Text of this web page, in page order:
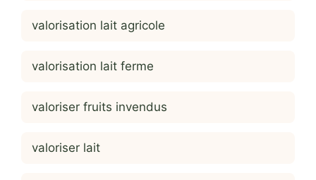
valorisation lait agricole
valorisation lait ferme
valoriser fruits invendus
valoriser lait